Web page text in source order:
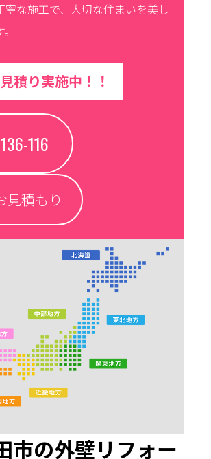
寧な施工で、大切な住まいを美し
積り実施中！！
116
見積もり
市の外壁リフォー